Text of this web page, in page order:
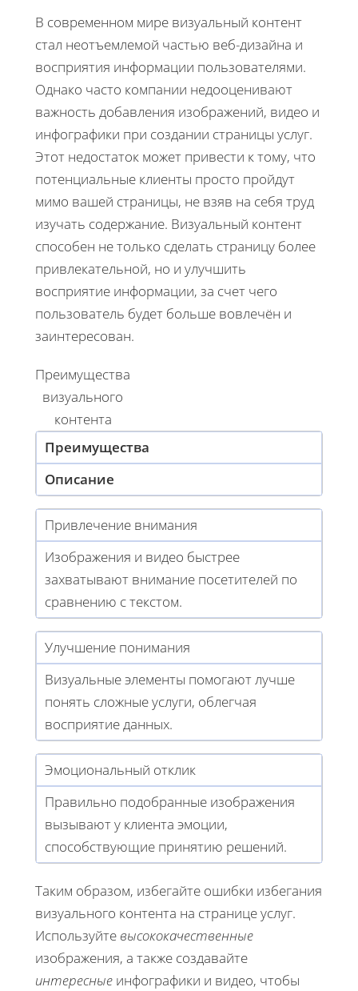
В современном мире визуальный контент
стал неотъемлемой частью веб-дизайна и
восприятия информации пользователями.
Однако часто компании недооценивают
важность добавления изображений, видео и
инфографики при создании страницы услуг.
Этот недостаток может привести к тому, что
потенциальные клиенты просто пройдут
мимо вашей страницы, не взяв на себя труд
изучать содержание. Визуальный контент
способен не только сделать страницу более
привлекательной, но и улучшить
восприятие информации, за счет чего
пользователь будет больше вовлечён и
заинтересован.
Преимущества
визуального
контента
Преимущества
Описание
Привлечение внимания
Изображения и видео быстрее
захватывают внимание посетителей по
сравнению с текстом.
Улучшение понимания
Визуальные элементы помогают лучше
понять сложные услуги, облегчая
восприятие данных.
Эмоциональный отклик
Правильно подобранные изображения
вызывают у клиента эмоции,
способствующие принятию решений.
Таким образом, избегайте ошибки избегания
визуального контента на странице услуг.
Используйте высококачественные
изображения, а также создавайте
интересные инфографики и видео, чтобы